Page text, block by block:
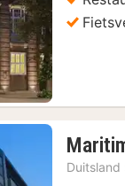
Duitsland